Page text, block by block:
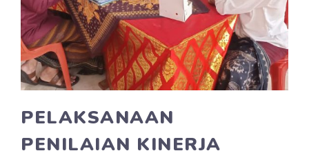
PELAKSANAAN
PENILAIAN KINERJA